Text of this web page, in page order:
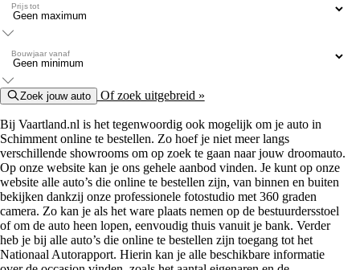
Prijs tot
Bouwjaar vanaf
Zoek jouw auto Of zoek uitgebreid »
Bij Vaartland.nl is het tegenwoordig ook mogelijk om je auto in
Schimment online te bestellen. Zo hoef je niet meer langs
verschillende showrooms om op zoek te gaan naar jouw droomauto.
Op onze website kan je ons gehele aanbod vinden. Je kunt op onze
website alle auto’s die online te bestellen zijn, van binnen en buiten
bekijken dankzij onze professionele fotostudio met 360 graden
camera. Zo kan je als het ware plaats nemen op de bestuurdersstoel
of om de auto heen lopen, eenvoudig thuis vanuit je bank. Verder
heb je bij alle auto’s die online te bestellen zijn toegang tot het
Nationaal Autorapport. Hierin kan je alle beschikbare informatie